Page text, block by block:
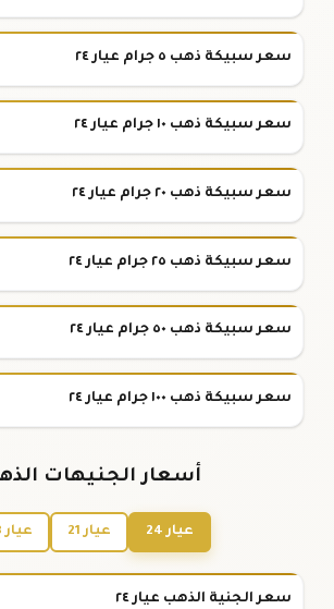
سعر سبيكة ذهب ٥ جرام عيار ٢٤
سعر سبيكة ذهب ١٠ جرام عيار ٢٤
سعر سبيكة ذهب ٢٠ جرام عيار ٢٤
سعر سبيكة ذهب ٢٥ جرام عيار ٢٤
سعر سبيكة ذهب ٥٠ جرام عيار ٢٤
سعر سبيكة ذهب ١٠٠ جرام عيار ٢٤
أسعار الجنيهات
عيار 24 عيار 21 عيار 18
سعر الجنية الذهب عيار ٢٤